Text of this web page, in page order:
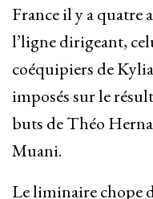
France il y a quatre
l’ligne dirigeant,
coéquipiers de
imposés sur le
buts de Théo
Muani.
Le liminaire chope